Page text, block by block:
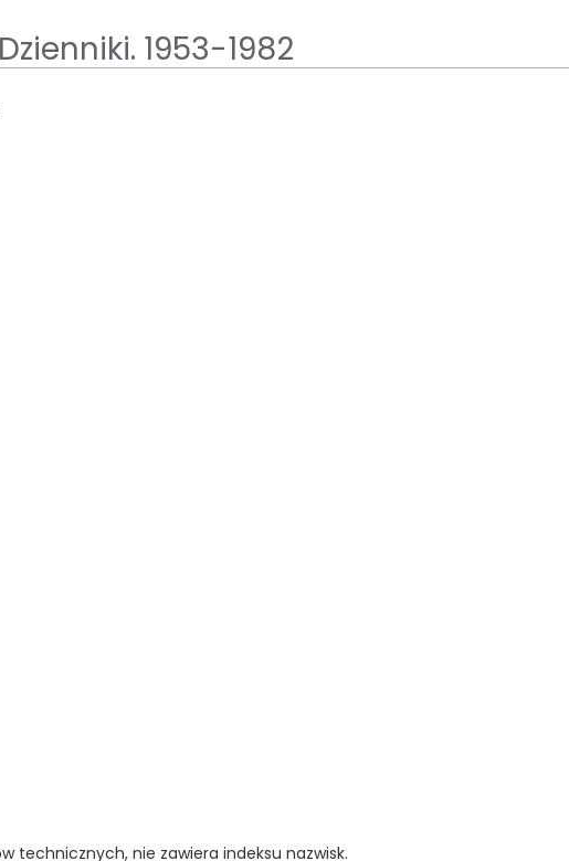
1953-1982
technicznych, nie zawiera indeksu nazwisk.